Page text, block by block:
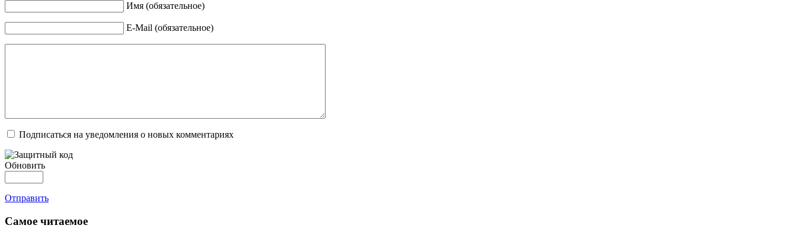
Имя (обязательное)
E-Mail (обязательное)
Подписаться на уведомления о новых комментариях
Обновить
Отправить
Самое читаемое